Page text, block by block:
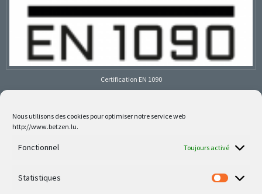
Nous utilisons des cookies pour optimiser notre service web
http://www.betzen.lu.
Fonctionnel Toujours activé
Statistiques
Certification EN 1090
Follow us on social media